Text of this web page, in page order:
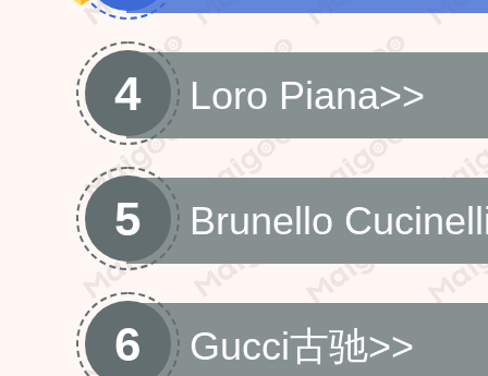
4 Loro Piana>>
5 Brunello
6 Gucci古驰>>